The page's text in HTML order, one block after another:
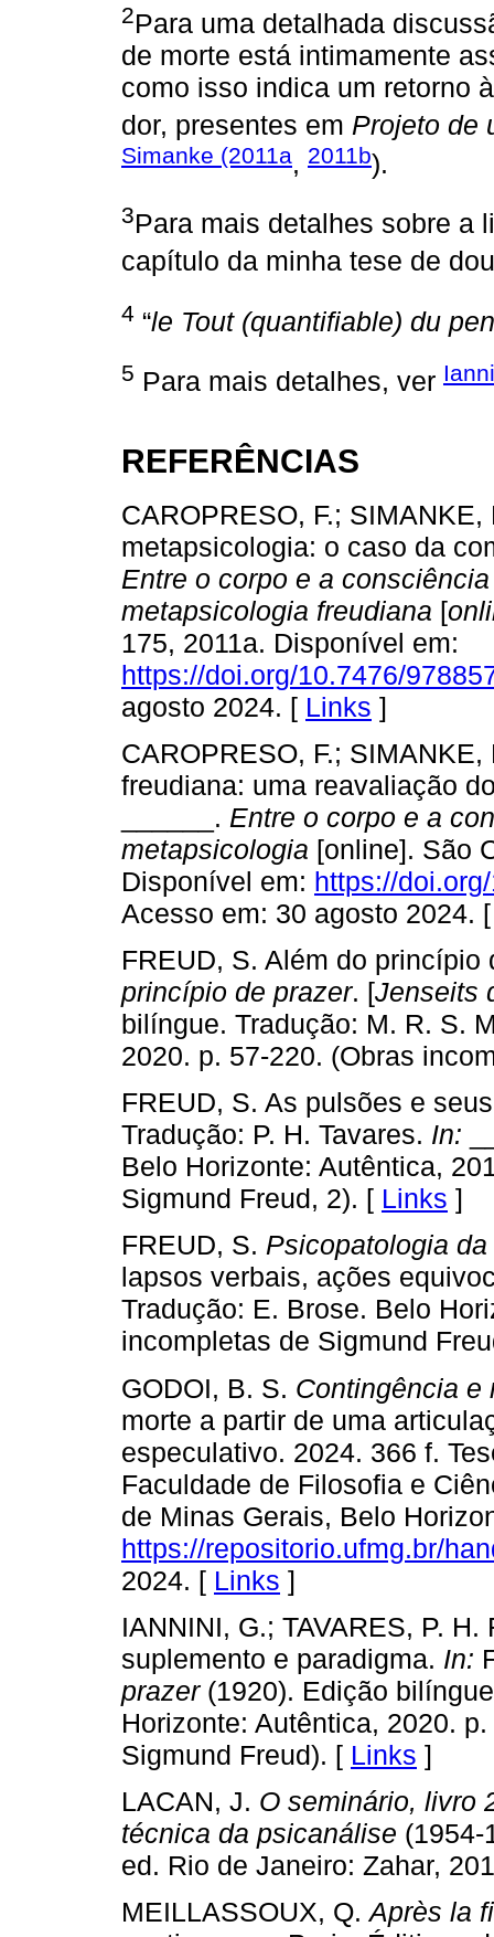
2Para uma detalhada
de morte está intimamente
como isso indica um retorno
dor, presentes em Projeto de
Simanke (2011a, 2011b).
3Para mais detalhes sobre a
capítulo da minha tese de
4 “le Tout (quantifiable) du
5 Para mais detalhes, ver
REFERÊNCIAS
CAROPRESO, F.;
metapsicologia: o caso da
Entre o corpo e a
metapsicologia freudiana [
175, 2011a. Disponível em:
https://doi.org/10.7476/
agosto 2024. [ Links ]
CAROPRESO, F.;
freudiana: uma reavaliação
______. Entre o corpo e a
metapsicologia [online]. São
Disponível em: https://
Acesso em: 30 agosto 2024.
FREUD, S. Além do
princípio de prazer. [Jenseits
bilíngue. Tradução: M. R. S.
2020. p. 57-220. (Obras
FREUD, S. As pulsões e
Tradução: P. H. Tavares. In:
Belo Horizonte: Autêntica,
Sigmund Freud, 2). [ Links ]
FREUD, S. Psicopatologia
lapsos verbais, ações
Tradução: E. Brose. Belo
incompletas de Sigmund
GODOI, B. S. Contingência e
morte a partir de uma
especulativo. 2024. 366 f.
Faculdade de Filosofia e
de Minas Gerais, Belo
https://repositorio.ufmg.br/
2024. [ Links ]
IANNINI, G.; TAVARES, P.
suplemento e paradigma. In:
prazer(1920). Edição
Horizonte: Autêntica, 2020.
Sigmund Freud). [ Links ]
LACAN, J. O seminário, livro
técnica da psicanálise (1954-
ed. Rio de Janeiro: Zahar,
MEILLASSOUX, Q.Après la